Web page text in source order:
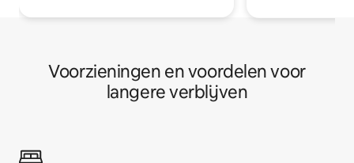
Voorzieningen en voordelen voor
langere verblijven